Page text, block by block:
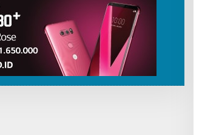
R
P
A
T